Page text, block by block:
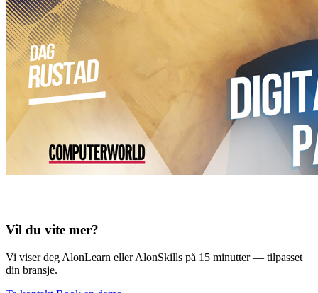
Vil du vite mer?
Vi viser deg AlonLearn eller AlonSkills på 15 minutter — tilpasset
din bransje.